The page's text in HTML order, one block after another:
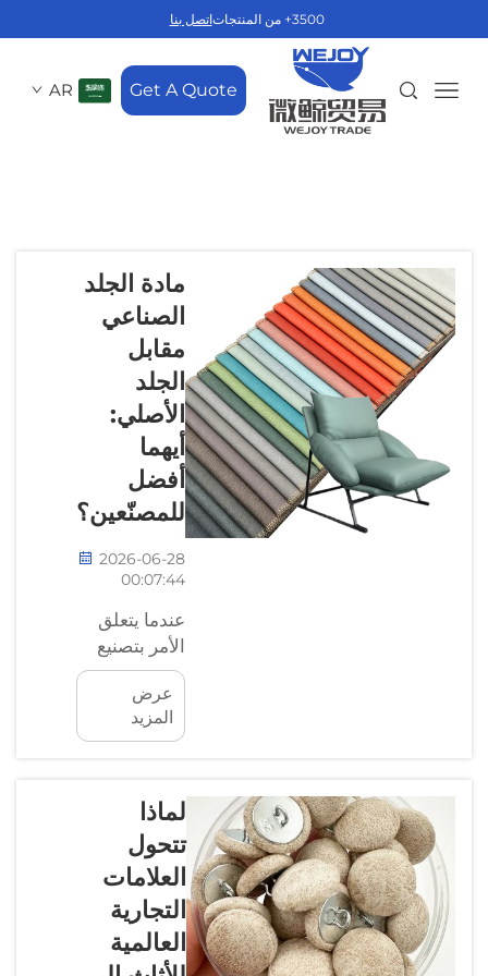
3500+ من المنتجات اتصل بنا
Get A Quote
AR
مادة الجلد
الصناعي
مقابل
الجلد
الأصلي:
أيهما
أفضل
للمصنّعين؟
2026-06-28
00:07:44
عندما يتعلق
الأمر بتصنيع
المنتجات، غالبًا
ما يضطر
المصنعون إلى
الجلود: الجلد
الصناعي
والجلد
الطبيعي. ولكل
منهما مزاياه
وعيوبه
الخاصة، ويُعد
عرض
المزيد
لماذا
تتحول
العلامات
التجارية
العالمية